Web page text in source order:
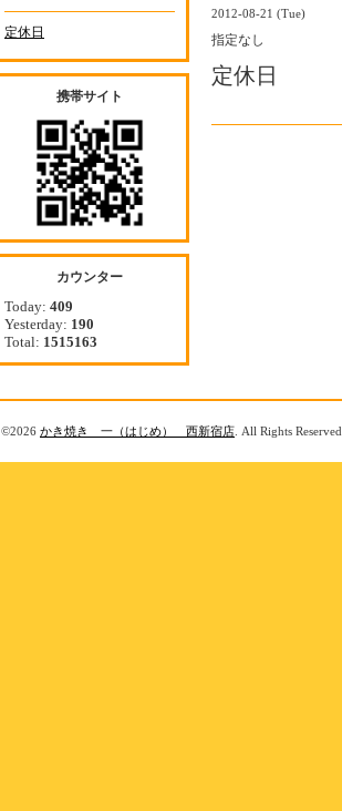
2012-08-21 (Tue)
指定なし
定休日
定休日
携帯サイト
カウンター
Today: 409
Yesterday: 190
Total: 1515163
©2026 かき焼き 一（はじめ） 西新宿店 . All Rights